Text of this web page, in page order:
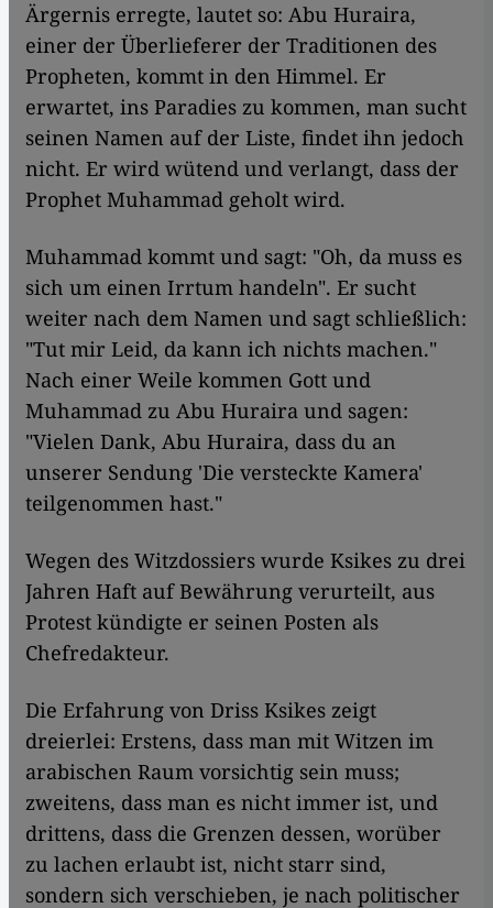
Ärgernis erregte, lautet so: Abu Huraira,
einer der Überlieferer der Traditionen des
Propheten, kommt in den Himmel. Er
erwartet, ins Paradies zu kommen, man sucht
seinen Namen auf der Liste, findet ihn jedoch
nicht. Er wird wütend und verlangt, dass der
Prophet Muhammad geholt wird.
Muhammad kommt und sagt: "Oh, da muss es
sich um einen Irrtum handeln". Er sucht
weiter nach dem Namen und sagt schließlich:
"Tut mir Leid, da kann ich nichts machen."
Nach einer Weile kommen Gott und
Muhammad zu Abu Huraira und sagen:
"Vielen Dank, Abu Huraira, dass du an
unserer Sendung 'Die versteckte Kamera'
teilgenommen hast."
Wegen des Witzdossiers wurde Ksikes zu drei
Jahren Haft auf Bewährung verurteilt, aus
Protest kündigte er seinen Posten als
Chefredakteur.
Die Erfahrung von Driss Ksikes zeigt
dreierlei: Erstens, dass man mit Witzen im
arabischen Raum vorsichtig sein muss;
zweitens, dass man es nicht immer ist, und
drittens, dass die Grenzen dessen, worüber
zu lachen erlaubt ist, nicht starr sind,
sondern sich verschieben, je nach politischer